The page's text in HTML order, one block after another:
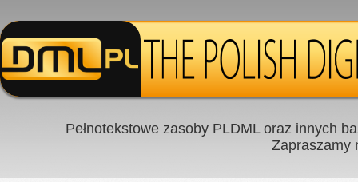
Pełnotekstowe zasoby PLDML oraz innych
Zapraszamy